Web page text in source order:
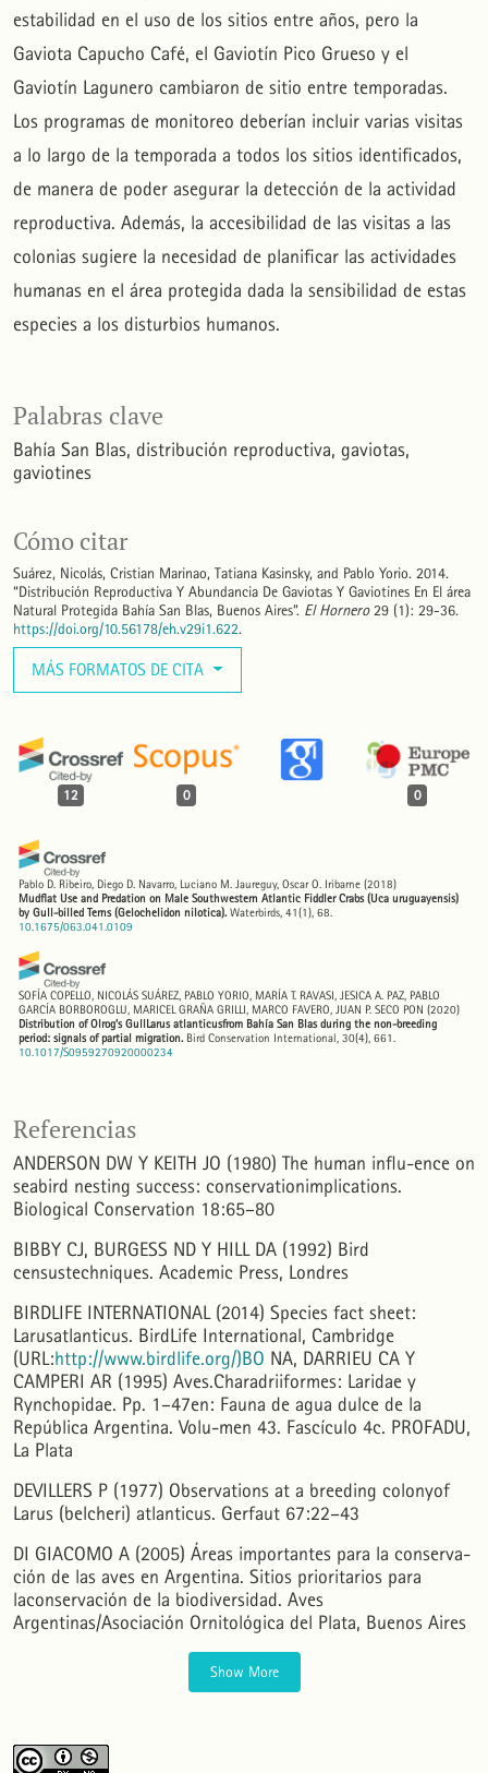
Palabras clave
Bahía San Blas distribución reproductiva gaviotas
gaviotines
Cómo citar
Suárez, Nicolás, Cristian Marinao, Tatiana Kasinsky, and Pablo Yorio. 2014.
“Distribución Reproductiva Y Abundancia De Gaviotas Y Gaviotines En El área
Natural Protegida Bahía San Blas, Buenos Aires”. El Hornero29 (1): 29-36.
https://doi.org/10.56178/eh.v29i1.622.
MÁS FORMATOS DE CITA
12 0 0
Pablo D. Ribeiro, Diego D. Navarro, Luciano M. Jaureguy, Oscar O. Iribarne (2018)
Mudflat Use and Predation on Male Southwestern Atlantic Fiddler Crabs (Uca uruguayensis)
by Gull-billed Terns (Gelochelidon nilotica). Waterbirds, 41(1), 68.
10.1675/063.041.0109
SOFÍA COPELLO, NICOLÁS SUÁREZ, PABLO YORIO, MARÍA T. RAVASI, JESICA A. PAZ, PABLO
GARCÍA BORBOROGLU, MARICEL GRAÑA GRILLI, MARCO FAVERO, JUAN P. SECO PON (2020)
Distribution of Olrog’s GullLarus atlanticusfrom Bahía San Blas during the non-breeding
period: signals of partial migration. Bird Conservation International, 30(4), 661.
10.1017/S0959270920000234
Pablo Yorio, Cristian Marinao, Tatiana Kasinsky, Cynthia Ibarra, Nicolás Suárez
Patterns of plastic ingestion in Kelp Gull (Larus dominicanus) populations breeding in
10.1016/j.marpolbul.2020.111240
Interactions between breeding gulls and monofilament lines at one of the main recreational
fishing sites in Argentina.
Marine Pollution Bulletin, 188, 114720.
10.1016/j.marpolbul.2023.114720
Cristian Marinao, Tatiana Kasinsky, Nicolás Suárez, Pablo Yorio (2018)
Contribution of recreational fisheries to the diet of the opportunistic Kelp Gull.
Austral
Ecology, 43(8), 861.
10.1111/aec.12627
Pablo Yorio, Joaquim Olinto Branco, Javier Lenzi, Guillermo Luna-Jorquera, Carlos Zavalaga
Distribution and Trends in Kelp Gull (Larus dominicanus) Coastal Breeding Populations in
South America.
Waterbirds, 39(sp1), 114.
10.1675/063.039.sp103
Cristian Marinao, Nicolás Suárez, Alejandro Gatto, Pablo Yorio (2019)
Forage fish to growing chicks: shared food resources between two closely related tern species.
Marine Biology, 166(9).
10.1007/s00227-019-3570-9
Tatiana Kasinsky, Nicolás Suárez, Cristian Marinao, Pablo Yorio
estabilidad en el uso de los sitios entre años, pero la
Gaviota Capucho Café, el Gaviotín Pico Grueso y el
Gaviotín Lagunero cambiaron de sitio entre temporadas.
Los programas de monitoreo deberían incluir varias visitas
a lo largo de la temporada a todos los sitios identificados,
de manera de poder asegurar la detección de la actividad
reproductiva. Además, la accesibilidad de las visitas a las
colonias sugiere la necesidad de planificar las actividades
humanas en el área protegida dada la sensibilidad de estas
especies a los disturbios humanos.
Referencias
ANDERSON DW Y KEITH JO (1980) The human influ-ence on
seabird nesting success: conservationimplications.
Biological Conservation 18:65–80
BIBBY CJ, BURGESS ND Y HILL DA (1992) Bird
censustechniques. Academic Press, Londres
BIRDLIFE INTERNATIONAL (2014) Species fact sheet:
Larusatlanticus. BirdLife International, Cambridge
(URL:http://www.birdlife.org/)BO NA, DARRIEU CA Y
CAMPERI AR (1995) Aves.Charadriiformes: Laridae y
Rynchopidae. Pp. 1–47en: Fauna de agua dulce de la
República Argentina. Volu-men 43. Fascículo 4c. PROFADU,
La Plata
DEVILLERS P (1977) Observations at a breeding colonyof
Larus (belcheri) atlanticus. Gerfaut 67:22–43
DI GIACOMO A (2005) Áreas importantes para la conserva-
ción de las aves en Argentina. Sitios prioritarios para
laconservación de la biodiversidad. Aves
Argentinas/Asociación Ornitológica del Plata, Buenos Aires
Show More